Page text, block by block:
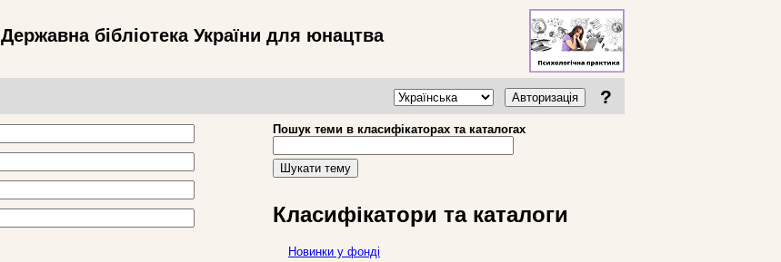
Державна бібліотека України для юнацтва
Авторизація ?
Пошук теми в класифікаторах та каталогах
Шукати тему
Класифікатори та каталоги
Новинки у фонді